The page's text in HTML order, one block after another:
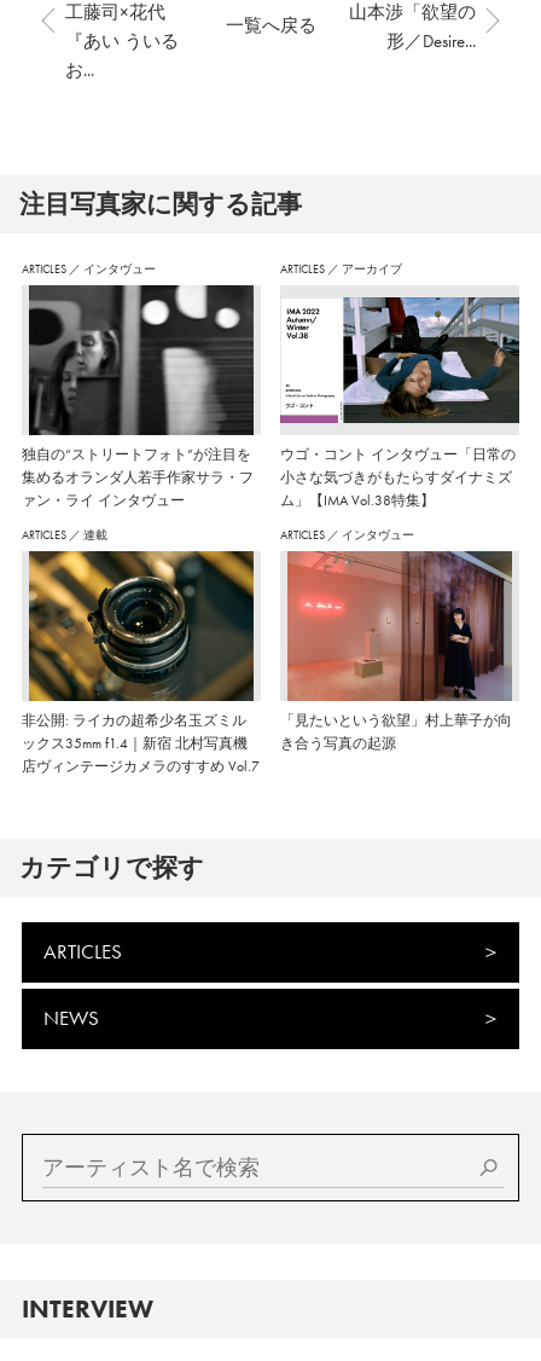
工藤司×花代
『あい ういる
お...
山本渉「欲望の
形／Desire...
一覧へ戻る
注⽬写真家に関する記事
ARTICLES ／ インタヴュー
独自の“ストリートフォト”が注目を
集めるオランダ人若手作家サラ・フ
ァン・ライ インタヴュー
ARTICLES ／ アーカイブ
ウゴ・コント インタヴュー「日常の
小さな気づきがもたらすダイナミズ
ム」【IMA Vol.38特集】
ARTICLES ／ 連載
非公開: ライカの超希少名玉ズミル
ックス35mm f1.4｜新宿 北村写真機
店ヴィンテージカメラのすすめ Vol.7
ARTICLES ／ インタヴュー
「見たいという欲望」村上華子が向
き合う写真の起源
カテゴリで探す
ARTICLES
NEWS
INTERVIEW